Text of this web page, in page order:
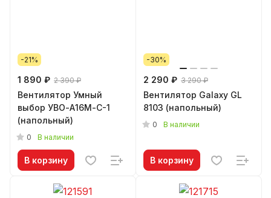
-21%
1 890 ₽ 2 390 ₽
Вентилятор Умный
выбор УВО-А16М-С-1
(напольный)
0 В наличии
В корзину
-30%
2 290 ₽ 3 290 ₽
Вентилятор Galaxy GL
8103 (напольный)
0 В наличии
В корзину